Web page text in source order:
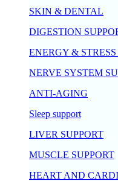
SKIN & DENTAL
DIGESTION
ENERGY & STRESS
NERVE SYSTEM
ANTI-AGING
Sleep support
LIVER SUPPORT
MUSCLE SUPPORT
HEART AND